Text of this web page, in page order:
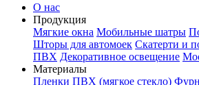
О нас
Продукция
Мягкие окна Мобильные шатры
Шторы для автомоек Скатерти и
ПВХ Декоративное освещение
Материалы
Пленки ПВХ (мягкое стекло)